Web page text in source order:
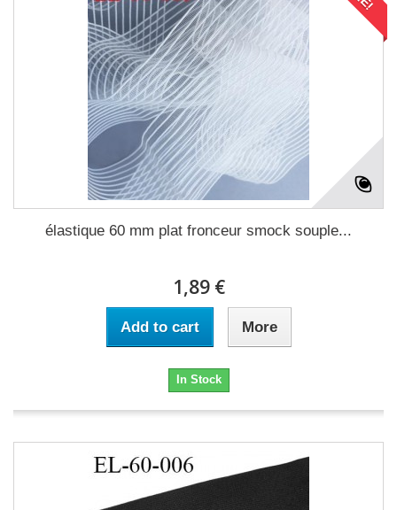
élastique 60 mm plat fronceur smock souple...
1,89 €
Add to cart More
In Stock